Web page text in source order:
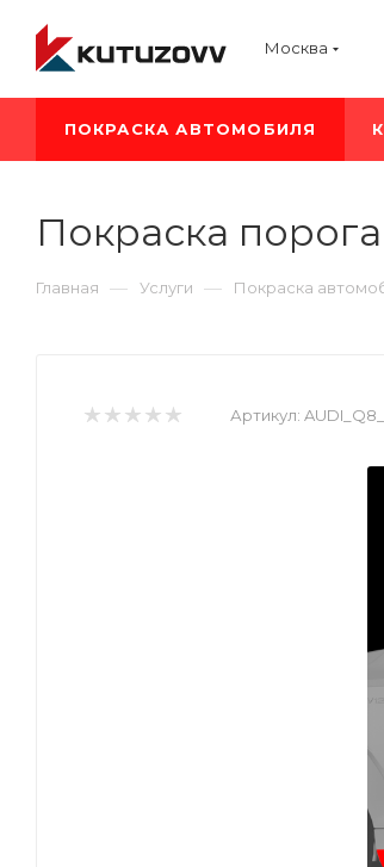
Москва
ПОКРАСКА АВТОМОБИЛЯ
Покраска
Главная — Услуги — Покраска
Артикул: